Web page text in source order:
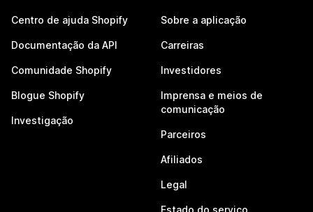
Centro de ajuda Shopify
Documentação da API
Comunidade Shopify
Blogue Shopify
Investigação
Sobre a aplicação
Carreiras
Investidores
Imprensa e meios de
comunicação
Parceiros
Afiliados
Legal